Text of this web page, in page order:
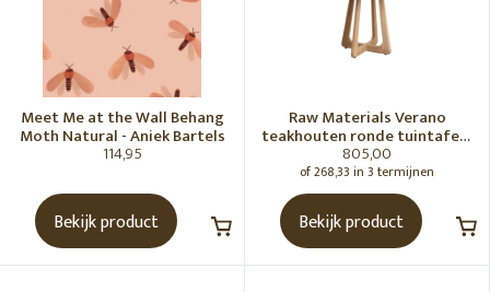
Meet Me at the Wall Behang
Moth Natural - Aniek Bartels
114,95
Bekijk product
Raw Materials Verano
teakhouten ronde tuintafel -
Ø100 cm
805,00
of 268,33 in 3 termijnen
Bekijk product